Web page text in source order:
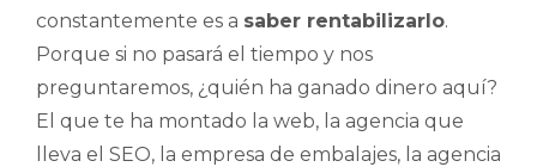
constantemente es a saber rentabilizarlo.
Porque si no pasará el tiempo y nos
preguntaremos, ¿quién ha ganado dinero aquí?
El que te ha montado la web, la agencia que
lleva el SEO, la empresa de embalajes, la agencia